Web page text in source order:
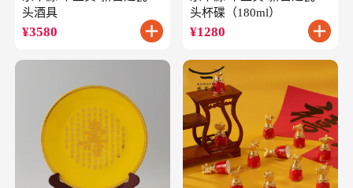
头酒具
¥3580
头杯碟（180ml）
¥1280